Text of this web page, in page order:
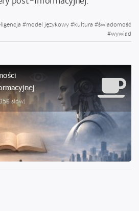
#model językowy#kultura #świadomość
#wywiad
słów)